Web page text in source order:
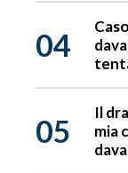
04
05
Il
mia